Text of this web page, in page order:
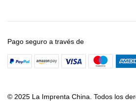
© 2025 La Imprenta China. Todos los
Pago seguro a través de